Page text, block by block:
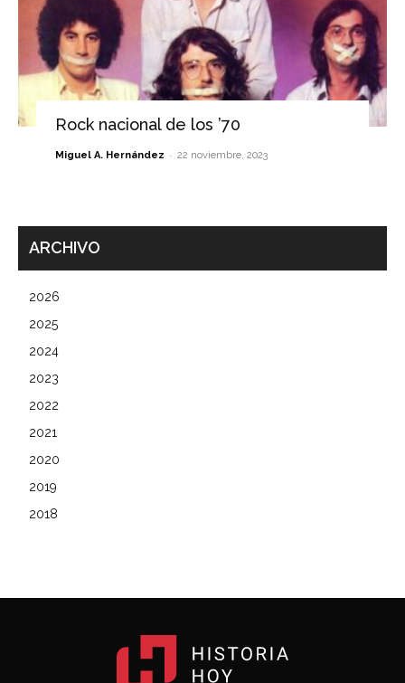
Rock nacional de los ’70
Miguel A. Hernández - 22 noviembre, 2023
ARCHIVO
2026
2025
2024
2023
2022
2021
2020
2019
2018